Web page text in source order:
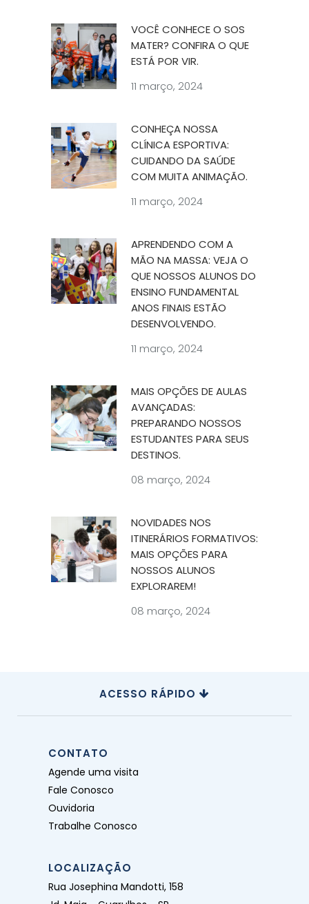
VOCÊ CONHECE O SOS
MATER? CONFIRA O QUE
ESTÁ POR VIR.
11 março, 2024
CONHEÇA NOSSA
CLÍNICA ESPORTIVA:
CUIDANDO DA SAÚDE
COM MUITA ANIMAÇÃO.
11 março, 2024
APRENDENDO COM A
MÃO NA MASSA: VEJA O
QUE NOSSOS ALUNOS DO
ENSINO FUNDAMENTAL
ANOS FINAIS ESTÃO
DESENVOLVENDO.
11 março, 2024
MAIS OPÇÕES DE AULAS
AVANÇADAS:
PREPARANDO NOSSOS
ESTUDANTES PARA SEUS
DESTINOS.
08 março, 2024
NOVIDADES NOS
ITINERÁRIOS FORMATIVOS:
MAIS OPÇÕES PARA
NOSSOS ALUNOS
EXPLORAREM!
08 março, 2024
ACESSO RÁPIDO
CONTATO
Agende uma visita
Fale Conosco
Ouvidoria
Trabalhe Conosco
LOCALIZAÇÃO
Rua Josephina Mandotti, 158